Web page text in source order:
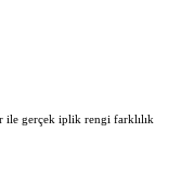
gerçek iplik rengi farklılık